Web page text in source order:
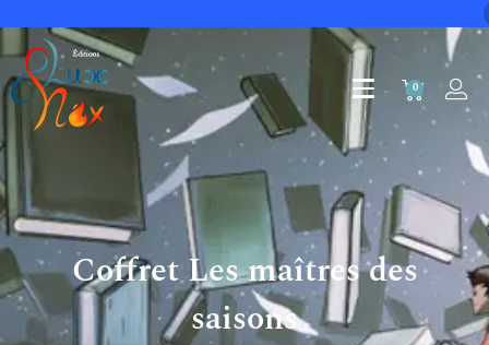
0
Coffret Les maîtres des
saisons